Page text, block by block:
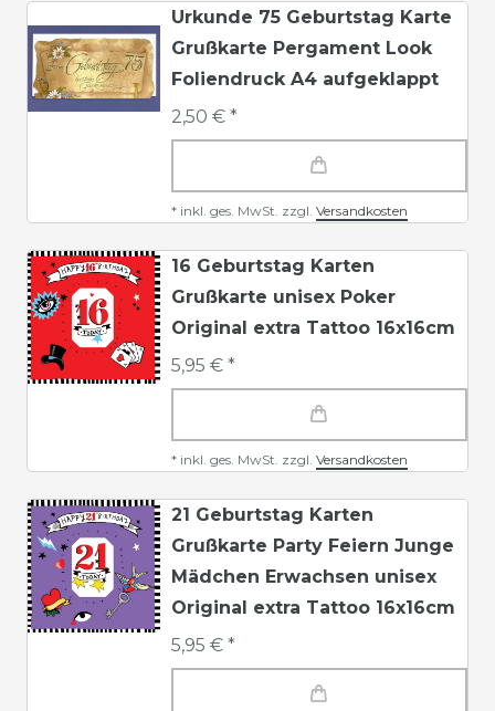
Urkunde 75 Geburtstag Karte
Grußkarte Pergament Look
Foliendruck A4 aufgeklappt
2,50 € *
* inkl. ges. MwSt. zzgl. Versandkosten
16 Geburtstag Karten
Grußkarte unisex Poker
Original extra Tattoo 16x16cm
5,95 € *
* inkl. ges. MwSt. zzgl. Versandkosten
21 Geburtstag Karten
Grußkarte Party Feiern Junge
Mädchen Erwachsen unisex
Original extra Tattoo 16x16cm
5,95 € *